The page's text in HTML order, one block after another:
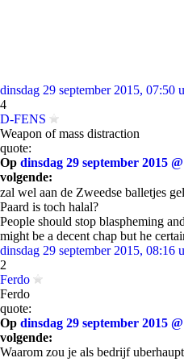
dinsdag 29 september 2015, 07:50
4
D-FENS
Weapon of mass distraction
quote:
Op dinsdag 29 september 2015
volgende:
zal wel aan de Zweedse balletjes
Paard is toch halal?
People should stop blaspheming
might be a decent chap but he
dinsdag 29 september 2015, 08:16
2
Ferdo
Ferdo
quote:
Op dinsdag 29 september 2015
volgende:
Waarom zou je als bedrijf